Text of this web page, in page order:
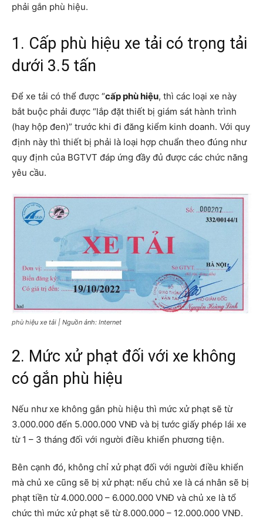
phải gắn phù hiệu.
1. Cấp phù hiệu xe tải có trọng tải
dưới 3.5 tấn
Để xe tải có thể được “cấp phù hiệu, thì các loại xe này
bắt buộc phải được “lắp đặt thiết bị giám sát hành trình
(hay hộp đen)” trước khi đi đăng kiểm kinh doanh. Với quy
định này thì thiết bị phải là loại hợp chuẩn theo đúng như
quy định của BGTVT đáp ứng đầy đủ được các chức năng
yêu cầu.
phù hiệu xe tải | Nguồn ảnh: Internet
2. Mức xử phạt đối với xe không
có gắn phù hiệu
Nếu như xe không gắn phù hiệu thì mức xử phạt sẽ từ
3.000.000 đến 5.000.000 VNĐ và bị tước giấy phép lái xe
từ 1 – 3 tháng đối với người điều khiển phương tiện.
Bên cạnh đó, không chỉ xử phạt đối với người điều khiển
mà chủ xe cũng sẽ bị xử phạt: nếu chủ xe là cá nhân sẽ bị
phạt tiền từ 4.000.000 – 6.000.000 VNĐ và chủ xe là tổ
chức thì mức xử phạt sẽ từ 8.000.000 – 12.000.000 VNĐ.